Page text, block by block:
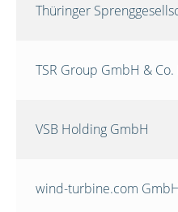
Thüringer
TSR Group GmbH & Co.
VSB Holding GmbH
wind-turbine.com GmbH